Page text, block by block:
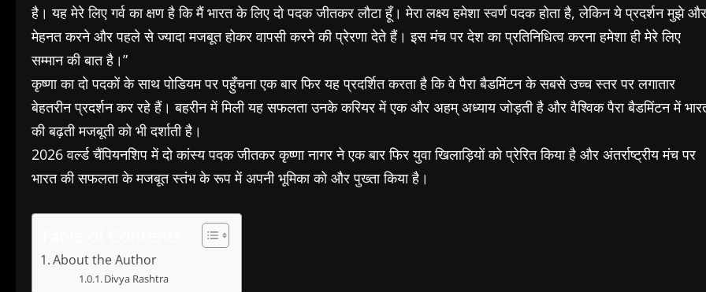
है। यह मेरे लिए गर्व का क्षण है कि मैं भारत के लिए दो पदक जीतकर लौटा हूँ। मेरा लक्ष्य हमेशा स्वर्ण पदक होता है, लेकिन ये प्रदर्शन मुझे और
मेहनत करने और पहले से ज्यादा मजबूत होकर वापसी करने की प्रेरणा देते हैं। इस मंच पर देश का प्रतिनिधित्व करना हमेशा ही मेरे लिए
सम्मान की बात है।”
कृष्णा का दो पदकों के साथ पोडियम पर पहुँचना एक बार फिर यह प्रदर्शित करता है कि वे पैरा बैडमिंटन के सबसे उच्च स्तर पर लगातार
बेहतरीन प्रदर्शन कर रहे हैं। बहरीन में मिली यह सफलता उनके करियर में एक और अहम् अध्याय जोड़ती है और वैश्विक पैरा बैडमिंटन में
की बढ़ती मजबूती को भी दर्शाती है।
2026 वर्ल्ड चैंपियनशिप में दो कांस्य पदक जीतकर कृष्णा नागर ने एक बार फिर युवा खिलाड़ियों को प्रेरित किया है और अंतर्राष्ट्रीय मंच पर
भारत की सफलता के मजबूत स्तंभ के रूप में अपनी भूमिका को और पुख्ता किया है।
About the Author
Divya Rashtra